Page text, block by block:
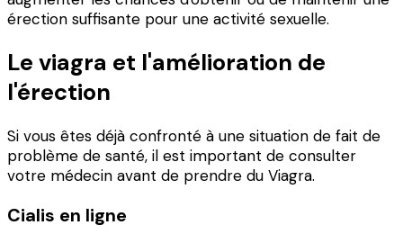
érection suffisante pour une activité sexuelle.
Le viagra et l'amélioration de
l'érection
Si vous êtes déjà confronté à une situation de fait de
problème de santé, il est important de consulter
votre médecin avant de prendre du Viagra.
Cialis en ligne